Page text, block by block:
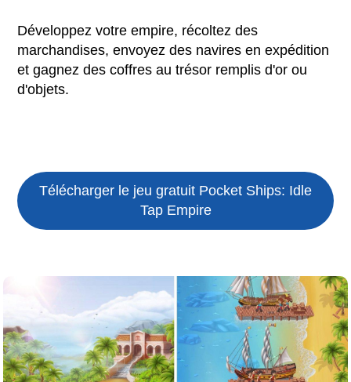
Développez votre empire, récoltez des
marchandises, envoyez des navires en expédition
et gagnez des coffres au trésor remplis d'or ou
d'objets.
Télécharger le jeu gratuit Pocket Ships: Idle
Tap Empire